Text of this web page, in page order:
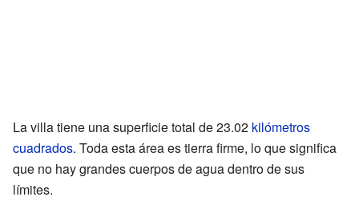
La villa tiene una superficie total de 23.02 kilómetros
cuadrados. Toda esta área es tierra firme, lo que significa
que no hay grandes cuerpos de agua dentro de sus
límites.